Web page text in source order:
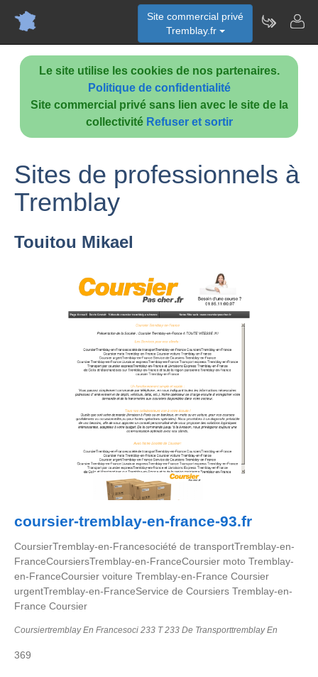
Le site utilise les cookies de nos partenaires.
Politique de confidentialité
Site commercial privé sans lien avec le site de la
collectivité Refuser et sortir
Site commercial privé
Tremblay.fr
Sites de professionnels à
Tremblay
Touitou Mikael
coursier-tremblay-en-france-93.fr
CoursierTremblay-en-Francesociété de transportTremblay-en-
FranceCoursiersTremblay-en-FranceCoursier moto Tremblay-
en-FranceCoursier voiture Tremblay-en-France Coursier
urgentTremblay-en-FranceService de Coursiers Tremblay-en-
France Coursier
Coursiertremblay En Francesoci 233 T 233 De Transporttremblay En
369